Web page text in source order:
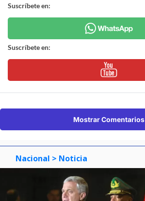
Suscríbete en:
Suscríbete en:
Mostrar Comentarios
Nacional > Noticia